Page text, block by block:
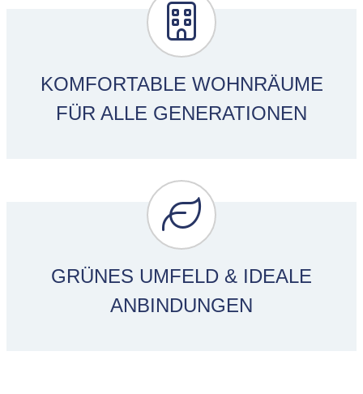
KOMFORTABLE WOHNRÄUME
FÜR ALLE GENERATIONEN
GRÜNES UMFELD & IDEALE
ANBINDUNGEN